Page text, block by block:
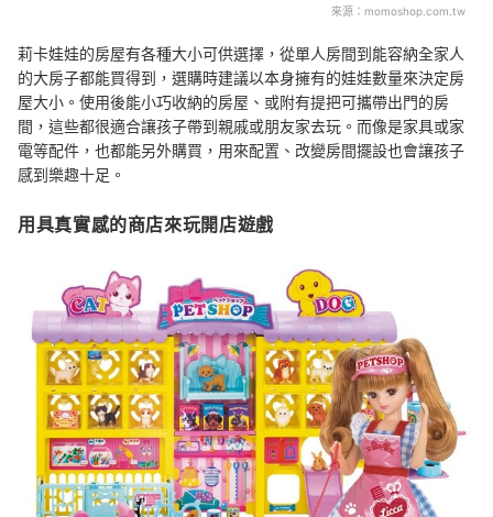
來源： momoshop.com.tw
莉卡娃娃的房屋有各種大小可供選擇，從單人房間到能容納全家人
的大房子都能買得到，選購時建議以本身擁有的娃娃數量來決定房
屋大小。使用後能小巧收納的房屋、或附有提把可攜帶出門的房
間，這些都很適合讓孩子帶到親戚或朋友家去玩。而像是家具或家
電等配件，也都能另外購買，用來配置、改變房間擺設也會讓孩子
感到樂趣十足。
用具真實感的商店來玩開店遊戲